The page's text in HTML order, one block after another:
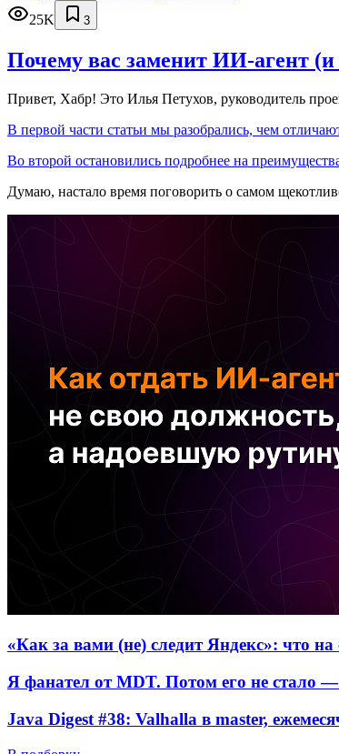
25K
3
Почему вас заменит ИИ‑агент (и
Привет, Хабр! Это Илья Петухов, руководитель
В первой части статьи мы разобрались, чем
Во второй остановились подробнее на
Думаю, настало время поговорить о самом
«Как за вами (не) следит Яндекс»: что
Я фанател от MDT. Потом его не стало
Java Digest #38: Valhalla в master,